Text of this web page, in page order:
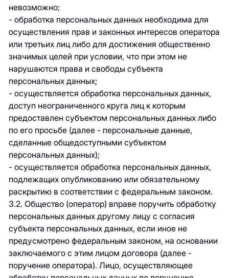
невозможно;
- обработка персональных данных необходима для
осуществления прав и законных интересов оператора
или третьих лиц либо для достижения общественно
значимых целей при условии, что при этом не
нарушаются права и свободы субъекта
персональных данных;
- осуществляется обработка персональных данных,
доступ неограниченного круга лиц к которым
предоставлен субъектом персональных данных либо
по его просьбе (далее - персональные данные,
сделанные общедоступными субъектом
персональных данных);
- осуществляется обработка персональных данных,
подлежащих опубликованию или обязательному
раскрытию в соответствии с федеральным законом.
3.2. Общество (оператор) вправе поручить обработку
персональных данных другому лицу с согласия
субъекта персональных данных, если иное не
предусмотрено федеральным законом, на основании
заключаемого с этим лицом договора (далее -
поручение оператора). Лицо, осуществляющее